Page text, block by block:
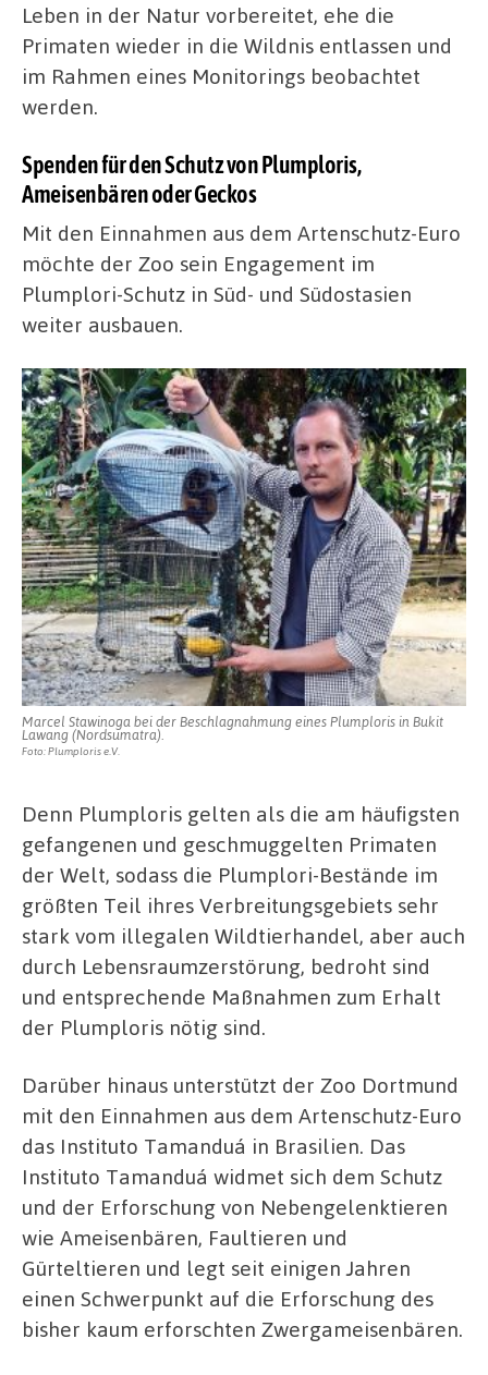
Leben in der Natur vorbereitet, ehe die
Primaten wieder in die Wildnis entlassen und
im Rahmen eines Monitorings beobachtet
werden.
Spenden für den Schutz von Plumploris,
Ameisenbären oder Geckos
Mit den Einnahmen aus dem Artenschutz-Euro
möchte der Zoo sein Engagement im
Plumplori-Schutz in Süd- und Südostasien
weiter ausbauen.
Marcel Stawinoga bei der Beschlagnahmung eines Plumploris in Bukit
Lawang (Nordsumatra).
Foto: Plumploris e.V.
Denn Plumploris gelten als die am häufigsten
gefangenen und geschmuggelten Primaten
der Welt, sodass die Plumplori-Bestände im
größten Teil ihres Verbreitungsgebiets sehr
stark vom illegalen Wildtierhandel, aber auch
durch Lebensraumzerstörung, bedroht sind
und entsprechende Maßnahmen zum Erhalt
der Plumploris nötig sind.
Darüber hinaus unterstützt der Zoo Dortmund
mit den Einnahmen aus dem Artenschutz-Euro
das Instituto Tamanduá in Brasilien. Das
Instituto Tamanduá widmet sich dem Schutz
und der Erforschung von Nebengelenktieren
wie Ameisenbären, Faultieren und
Gürteltieren und legt seit einigen Jahren
einen Schwerpunkt auf die Erforschung des
bisher kaum erforschten Zwergameisenbären.